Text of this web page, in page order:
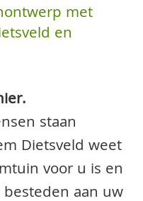
met
en
staan
Dietsveld weet
voor u is en
aan uw